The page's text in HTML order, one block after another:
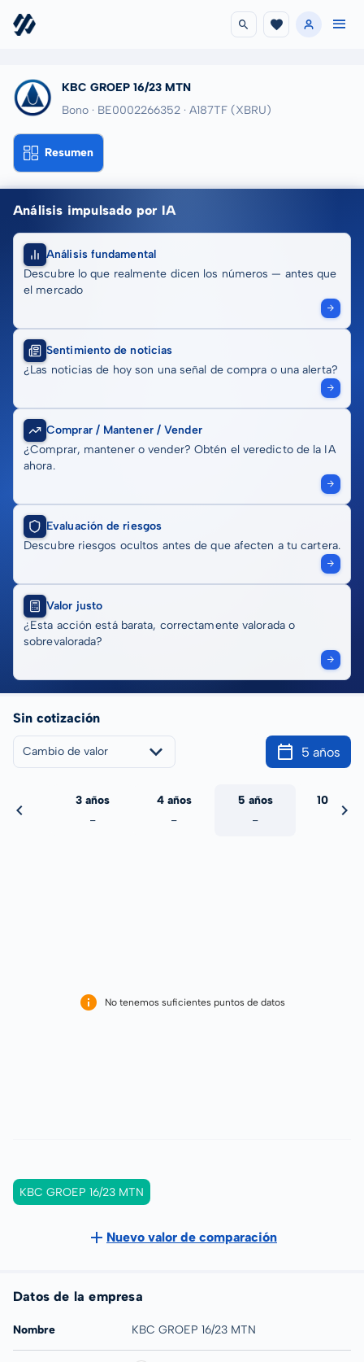
KBC GROEP 16/23 MTN
Bono · BE0002266352 · A187TF (XBRU)
Resumen
Análisis impulsado por IA
Análisis fundamental
Descubre lo que realmente dicen los números — antes que
el mercado
Sentimiento de noticias
¿Las noticias de hoy son una señal de compra o una alerta?
Comprar / Mantener / Vender
¿Comprar, mantener o vender? Obtén el veredicto de la IA
ahora.
Evaluación de riesgos
Descubre riesgos ocultos antes de que afecten a tu cartera.
Valor justo
¿Esta acción está barata, correctamente valorada o
sobrevalorada?
Sin cotización
Cambio de valor 5 años
3 años
-
4 años
-
5 años
-
10 años
No tenemos suficientes puntos de datos
KBC GROEP 16/23 MTN
Nuevo valor de comparación
Datos de la empresa
Nombre KBC GROEP 16/23 MTN